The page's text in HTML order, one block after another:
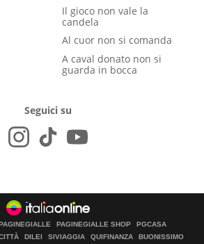
Il gioco non vale la
candela
Al cuor non si comanda
A caval donato non si
guarda in bocca
Seguici su
PAGINEGIALLE PAGINEGIALLE SHOP
PGCASA
DILEI SIVIAGGIA QUIFINANZA BUONISSIMO